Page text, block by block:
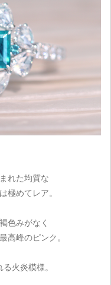
れた均質な
極めてレア。
色みがなく
高峰のピンク。
火炎模様。